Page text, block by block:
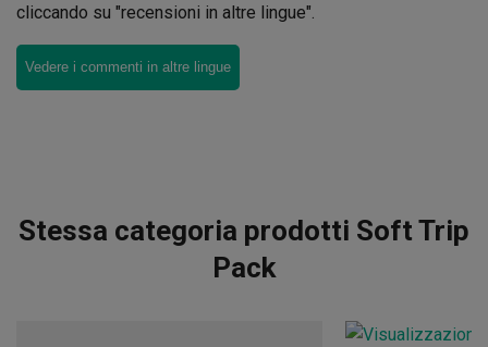
cliccando su "recensioni in altre lingue".
Vedere i commenti in altre lingue
Stessa categoria prodotti Soft Trip
Pack